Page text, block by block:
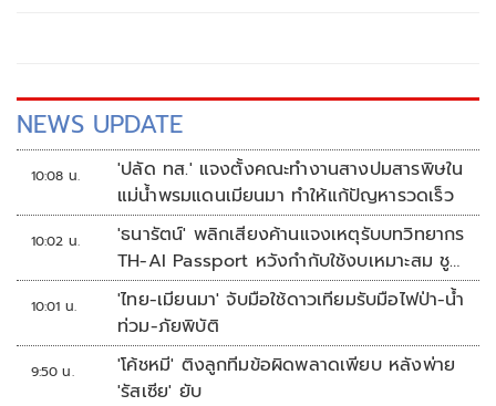
NEWS UPDATE
10:08 น.
'ปลัด ทส.' แจงตั้งคณะทำงานสางปมสารพิษใน
แม่น้ำพรมแดนเมียนมา ทำให้แก้ปัญหารวดเร็ว
10:02 น.
'ธนารัตน์' พลิกเสียงค้านแจงเหตุรับบทวิทยากร
TH-AI Passport หวังกำกับใช้งบเหมาะสม ชู
จุดเด่นคนไทยได้ใช้ AI ระดับโปร ลดเหลื่อมล้ำ
ทางเทคโนโลยี เซฟงบไปกว่า900ล้าน เชื่อหาก
ใช้เต็มที่เอกชนขาดทุนย่อยยับ
10:01 น.
'ไทย-เมียนมา' จับมือใช้ดาวเทียมรับมือไฟป่า-น้ำ
ท่วม-ภัยพิบัติ
9:50 น.
'โค้ชหมี' ติงลูกทีมข้อผิดพลาดเพียบ หลังพ่าย
'รัสเซีย' ยับ